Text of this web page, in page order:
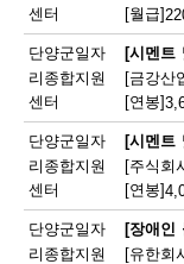
센터
[월급] 220
단양군일자
리종합지원
센터
[금강산업]한일시멘트협력업체 예열
[연봉]
단양군일자
리종합지원
센터
[주식회사 주안] 시멘트 생산 설
[연봉]
단양군일자
리종합지원
[유한회사단양돌봄사회서비스센터] 장애인 활동지